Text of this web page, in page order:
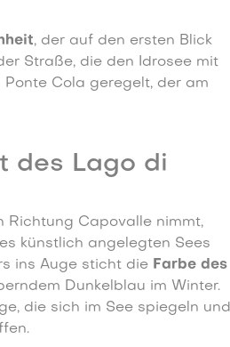
, der auf den ersten Blick
Straße, die den Idrosee mit
Cola geregelt, der am
des Lago di
Richtung Capovalle nimmt,
künstlich angelegten Sees
ins Auge sticht die Farbe des
Dunkelblau im Winter.
die sich im See spiegeln und